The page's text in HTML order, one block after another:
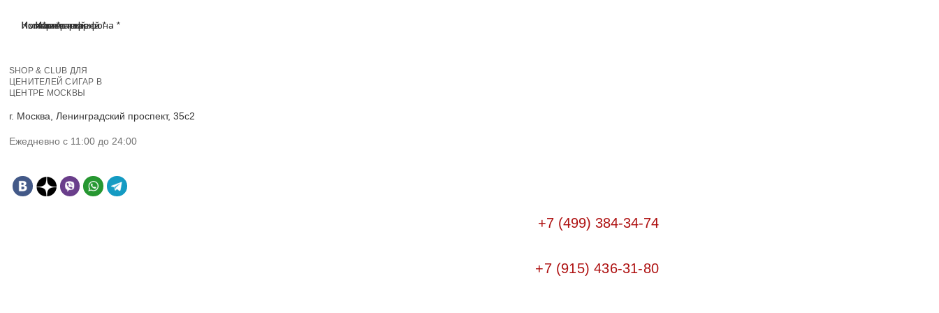
SHOP & CLUB ДЛЯ
ЦЕНИТЕЛЕЙ СИГАР В
ЦЕНТРЕ МОСКВЫ
г. Москва, Ленинградский проспект, 35с2
Ежедневно с 11:00 до 24:00
+7 (499) 384-34-74
+7 (915) 436-31-80
Имя *
Номер телефона *
Комментарий
Имя *
Номер телефона *
Комментарий